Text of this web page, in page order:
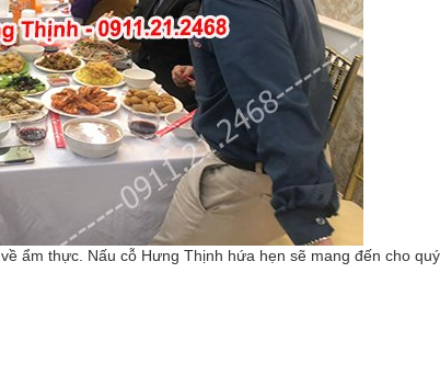
ẩm thực. Nấu cỗ Hưng Thịnh hứa hẹn sẽ mang đến cho